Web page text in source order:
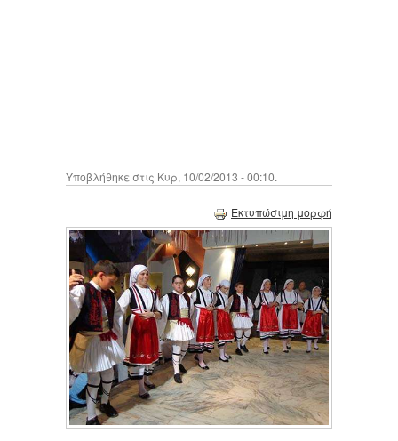
Υποβλήθηκε στις Κυρ, 10/02/2013 - 00:10.
Εκτυπώσιμη μορφή